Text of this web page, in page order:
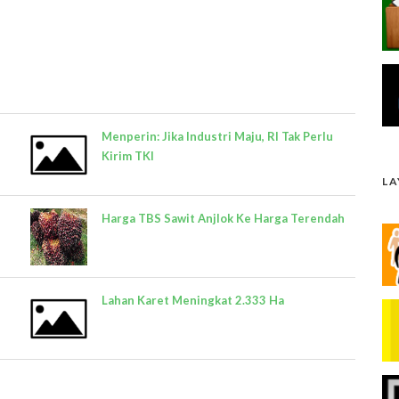
Menperin: Jika Industri Maju, RI Tak Perlu
Kirim TKI
Harga TBS Sawit Anjlok Ke Harga Terendah
Lahan Karet Meningkat 2.333 Ha